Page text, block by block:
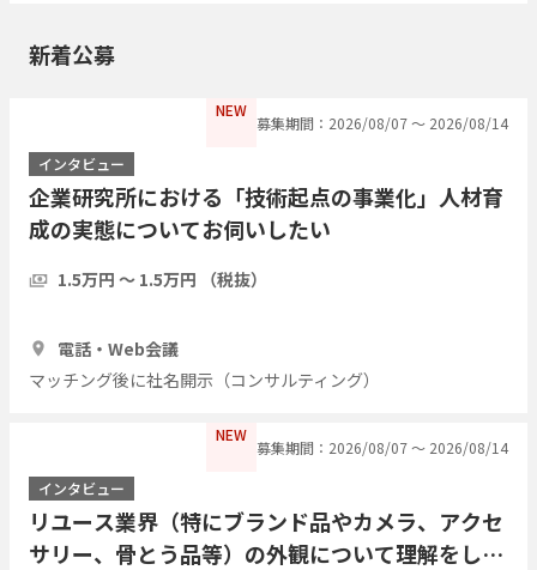
新着公募
NEW
募集期間：2026/08/07 〜 2026/08/14
インタビュー
企業研究所における「技術起点の事業化」人材育
成の実態についてお伺いしたい
1.5万円 〜 1.5万円 （税抜）
電話・Web会議
マッチング後に社名開示（コンサルティング）
NEW
募集期間：2026/08/07 〜 2026/08/14
インタビュー
リユース業界（特にブランド品やカメラ、アクセ
サリー、骨とう品等）の外観について理解をした